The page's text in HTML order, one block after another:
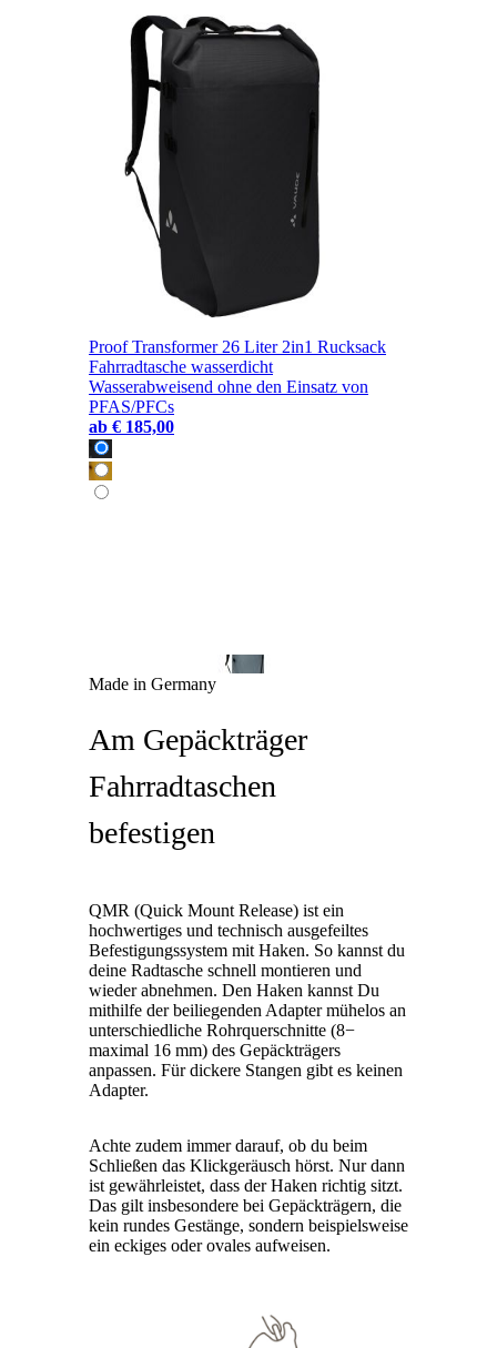
Proof Transformer 26 Liter 2in1 Rucksack
Fahrradtasche wasserdicht
Wasserabweisend ohne den Einsatz von
PFAS/PFCs
ab € 185,00
Made in Germany
Am Gepäckträger
Fahrradtaschen
befestigen
QMR (Quick Mount Release) ist ein
hochwertiges und technisch ausgefeiltes
Befestigungssystem mit Haken. So kannst du
deine Radtasche schnell montieren und
wieder abnehmen. Den Haken kannst Du
mithilfe der beiliegenden Adapter mühelos an
unterschiedliche Rohrquerschnitte (8−
maximal 16 mm) des Gepäckträgers
anpassen. Für dickere Stangen gibt es keinen
Adapter.
Achte zudem immer darauf, ob du beim
Schließen das Klickgeräusch hörst. Nur dann
ist gewährleistet, dass der Haken richtig sitzt.
Das gilt insbesondere bei Gepäckträgern, die
kein rundes Gestänge, sondern beispielsweise
ein eckiges oder ovales aufweisen.